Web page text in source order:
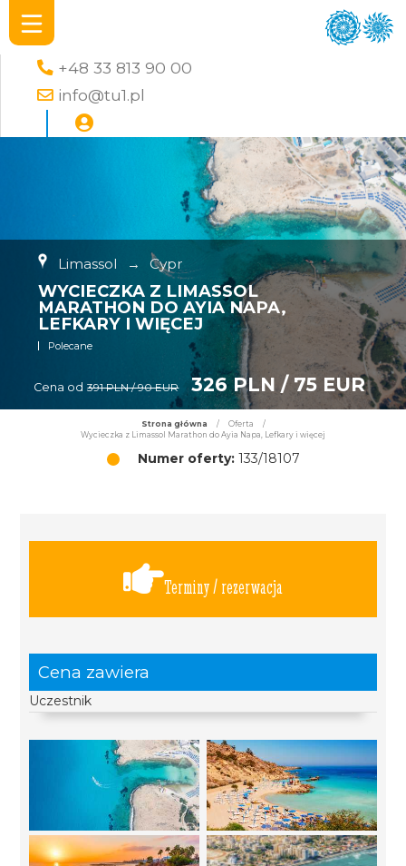
+48 33 813 90 00
info@tu1.pl
Limassol → Cypr
WYCIECZKA Z LIMASSOL
MARATHON DO AYIA NAPA,
LEFKARY I WIĘCEJ
Polecane
Cena od 391 PLN / 90 EUR 326 PLN / 75 EUR
Strona główna / Oferta
/
Wycieczka z Limassol Marathon do Ayia Napa, Lefkary i więcej
Numer oferty:133/18107
Terminy / rezerwacja
Cena zawiera
Uczestnik